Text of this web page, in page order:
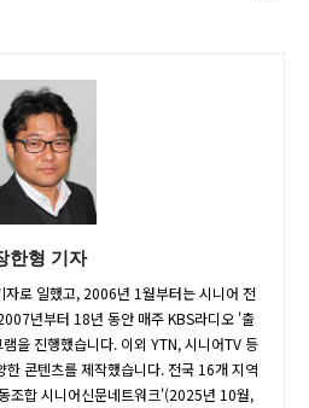
한형 기자
로 일했고, 2006년 1월부터는 시니어 전
년부터 18년 동안 매주 KBS라디오 '출
을 진행했습니다. 이외 YTN, 시니어TV 등
한 콘텐츠를 제작했습니다. 전국 16개 지역
조합 시니어신문네트워크'(2025년 10월,